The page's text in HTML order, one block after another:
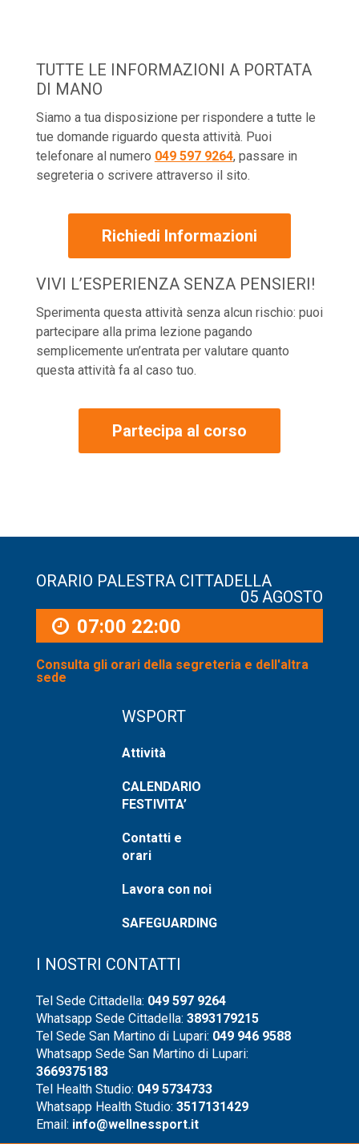
TUTTE LE INFORMAZIONI A PORTATA
DI MANO
Siamo a tua disposizione per rispondere a tutte le
tue domande riguardo questa attività. Puoi
telefonare al numero 049 597 9264, passare in
segreteria o scrivere attraverso il sito.
Richiedi Informazioni
VIVI L’ESPERIENZA SENZA PENSIERI!
Sperimenta questa attività senza alcun rischio: puoi
partecipare alla prima lezione pagando
semplicemente un’entrata per valutare quanto
questa attività fa al caso tuo.
Partecipa al corso
ORARIO PALESTRA CITTADELLA
05 AGOSTO
07:00 22:00
Consulta gli orari della segreteria e dell'altra
sede
WSPORT
Attività
CALENDARIO
FESTIVITA’
Contatti e
orari
Lavora con noi
SAFEGUARDING
I NOSTRI CONTATTI
Tel Sede Cittadella: 049 597 9264
Whatsapp Sede Cittadella: 3893179215
Tel Sede San Martino di Lupari: 049 946 9588
Whatsapp Sede San Martino di Lupari:
3669375183
Tel Health Studio: 049 5734733
Whatsapp Health Studio: 3517131429
Email: info@wellnessport.it